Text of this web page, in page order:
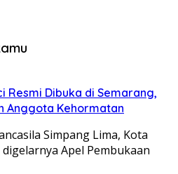
Resmi Dibuka di Semarang,
Anggota Kehormatan
Simpang Lima, Kota
Apel Pembukaan